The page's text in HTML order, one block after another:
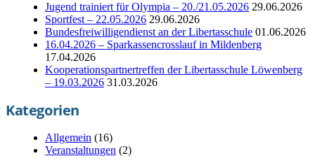
Jugend trainiert für Olympia – 20./21.05.2026 29.06.2026
Sportfest – 22.05.2026 29.06.2026
Bundesfreiwilligendienst an der Libertasschule 01.06.2026
16.04.2026 – Sparkassencrosslauf in Mildenberg
17.04.2026
Kooperationspartnertreffen der Libertasschule Löwenberg
– 19.03.2026 31.03.2026
Kategorien
Allgemein (16)
Veranstaltungen (2)